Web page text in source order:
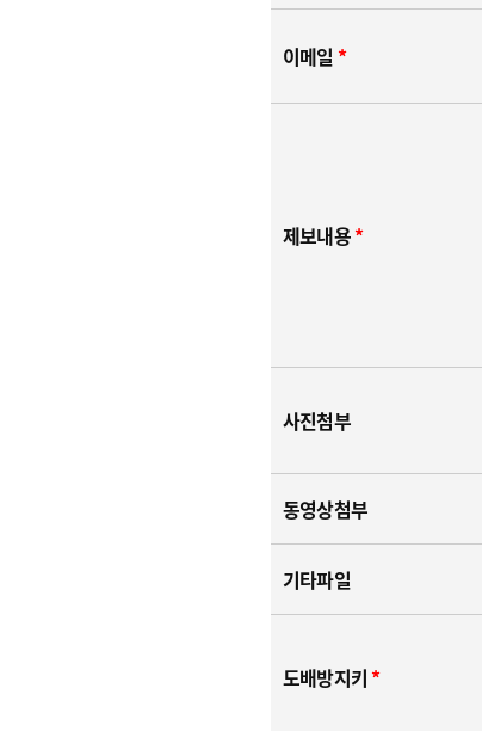
이메일 *
제보내용*
사진첨부
동영상첨부
기타파일
도배방지키 *